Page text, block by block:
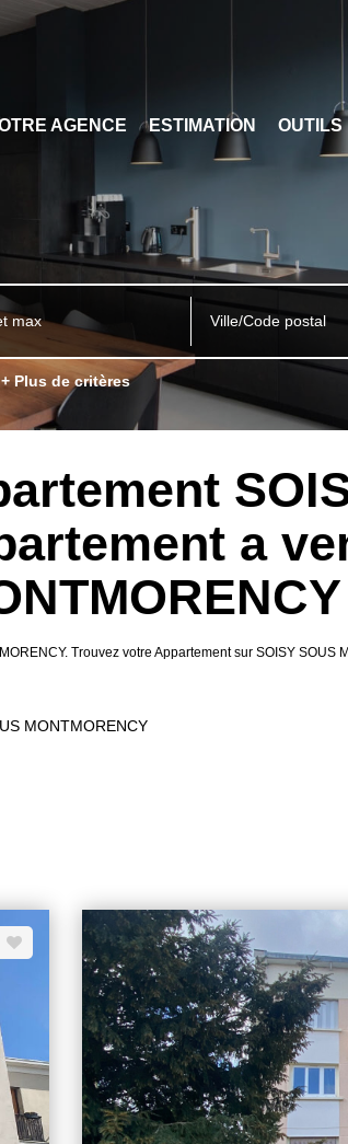
AGENCE ESTIMATION OUTILS
Ville/Code postal
+ Plus de critères
a
Trouvez votre Appartement sur SOISY
MONTMORENCY